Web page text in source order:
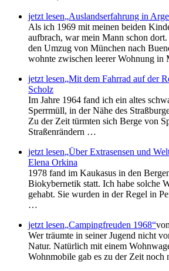
jetzt lesen Auslandserfahrung in
Als ich 1969 mit meinen beiden
aufbrach, war mein Mann schon
den Umzug von München nach
wohnte zwischen leerer Wohnung
jetzt lesen Mit dem Fahrrad auf der
Scholz
Im Jahre 1964 fand ich ein altes
Sperrmüll, in der Nähe des
Zu der Zeit türmten sich Berge von
Straßenrändern …
jetzt lesen Über Extrasensen und
Elena Orkina
1978 fand im Kaukasus in den
Biokybernetik statt. Ich habe solche
gehabt. Sie wurden in der Regel in
…
jetzt lesen Campingfreuden 1968 von
Wer träumte in seiner Jugend nicht
Natur. Natürlich mit einem
Wohnmobile gab es zu der Zeit